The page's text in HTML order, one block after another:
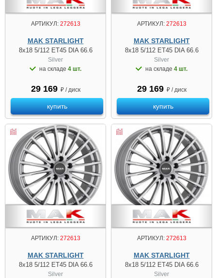
АРТИКУЛ:272613
MAK STARLIGHT
8x18 5/112 ET45 DIA 66.6
Silver
на складе 4 шт.
29 169 ₽ / диск
купить
АРТИКУЛ:272613
MAK STARLIGHT
8x18 5/112 ET45 DIA 66.6
Silver
на складе 4 шт.
29 169 ₽ / диск
купить
АРТИКУЛ:272613
MAK STARLIGHT
8x18 5/112 ET45 DIA 66.6
Silver
АРТИКУЛ:272613
MAK STARLIGHT
8x18 5/112 ET45 DIA 66.6
Silver